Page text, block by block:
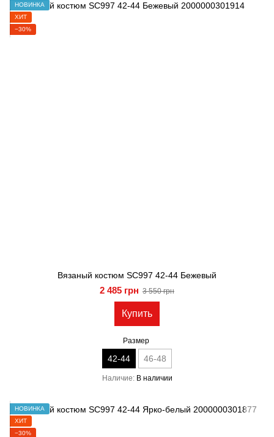
НОВИНКА
ХИТ
−30%
Вязаный костюм SC997 42-44 Бежевый
2 485 грн 3 550 грн
Купить
Размер
42-44 46-48
Наличие В наличии
НОВИНКА
ХИТ
−30%